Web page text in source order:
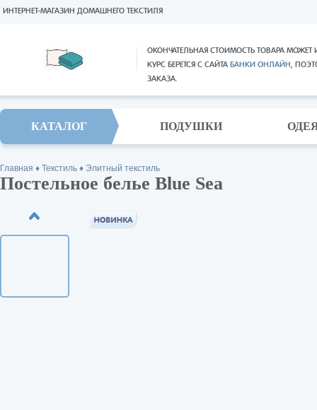
ОКОНЧАТЕЛЬНАЯ СТОИМОСТЬ ТОВАРА
КУРС БЕРЕТСЯ С САЙТА БАНКИ ОНЛАЙН,
ЗАКАЗА.
ИНТЕРНЕТ-МАГАЗИН ДОМАШНЕГО ТЕКСТИЛЯ
КАТАЛОГ ПОДУШКИ
Главная ♦ Текстиль ♦ Элитный текстиль
Постельное белье Blue Sea